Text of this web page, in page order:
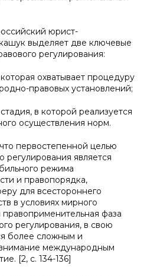
юрист-
выделяет две ключевые
регулирования:
охватывает процедуру
правовых установлений;
в которой реализуется
осуществления норм.
первостепенной целью
является
режима
и правопорядка,
для всестороннего
в условиях мирного
фаза
регулирования, в свою
более сложным и
международным
[2, с. 134-136]